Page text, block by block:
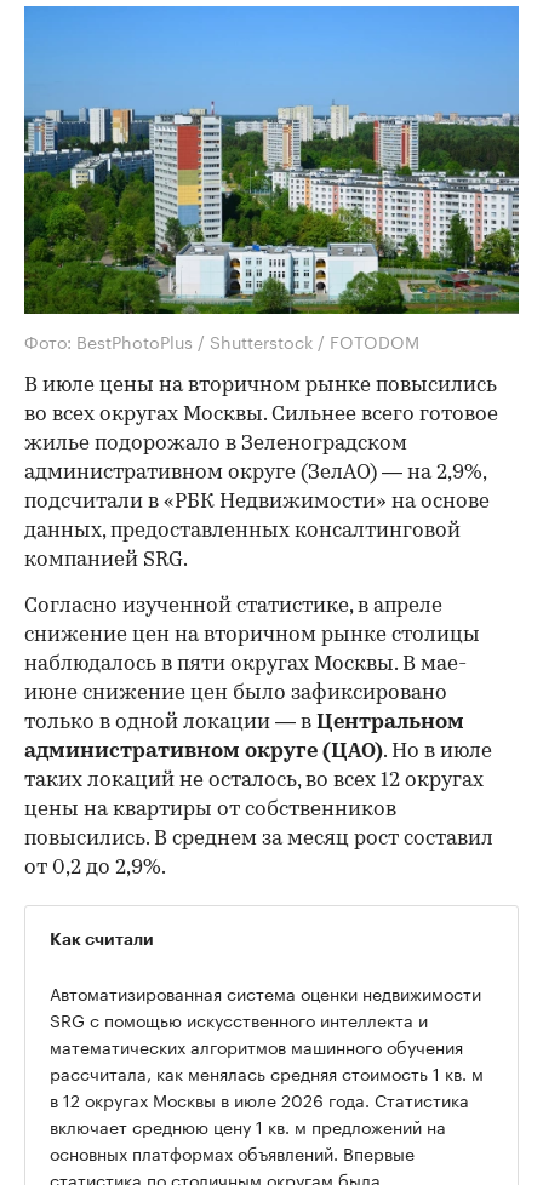
Фото: BestPhotoPlus / Shutterstock / FOTODOM
В июле цены на вторичном рынке повысились
во всех округах Москвы. Сильнее всего готовое
жилье подорожало в Зеленоградском
административном округе (ЗелАО) — на 2,9%,
подсчитали в «РБК Недвижимости» на основе
данных, предоставленных консалтинговой
компанией SRG.
Согласно изученной статистике, в апреле
снижение цен на вторичном рынке столицы
наблюдалось в пяти округах Москвы. В мае-
июне снижение цен было зафиксировано
только в одной локации — в Центральном
административном округе (ЦАО). Но в июле
таких локаций не осталось, во всех 12 округах
цены на квартиры от собственников
повысились. В среднем за месяц рост составил
от 0,2 до 2,9%.
Как считали
Автоматизированная система оценки недвижимости
SRG с помощью искусственного интеллекта и
математических алгоритмов машинного обучения
рассчитала, как менялась средняя стоимость 1 кв. м
в 12 округах Москвы в июле 2026 года. Статистика
включает среднюю цену 1 кв. м предложений на
основных платформах объявлений. Впервые
статистика по столичным округам была